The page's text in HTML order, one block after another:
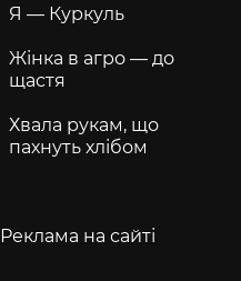
Я — Куркуль
Жінка в агро — до
щастя
Хвала рукам, що
пахнуть хлібом
Реклама на сайті